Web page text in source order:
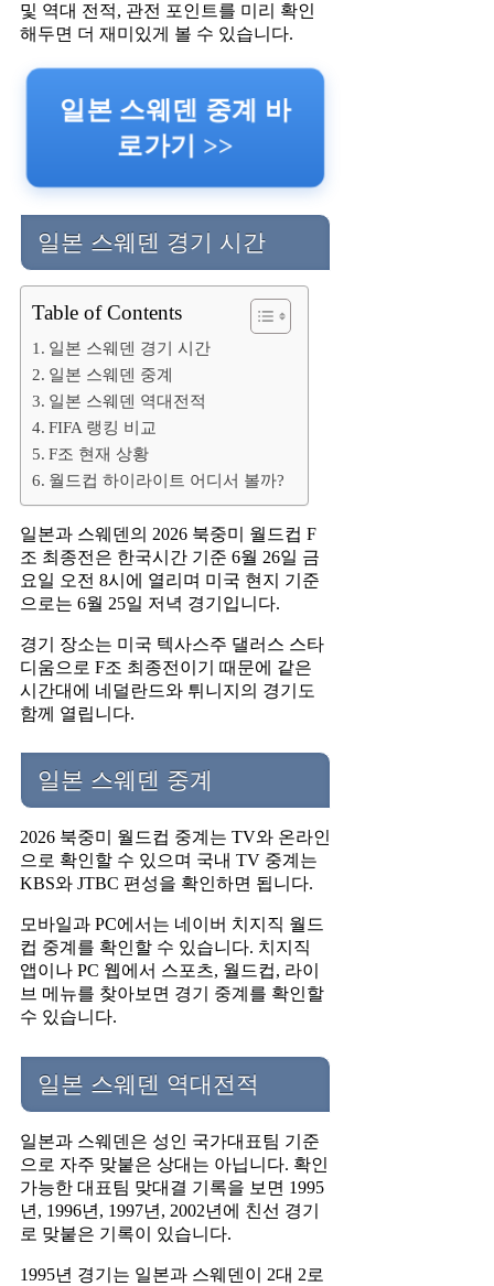
및 역대 전적, 관전 포인트를 미리 확인
해두면 더 재미있게 볼 수 있습니다.
일본 스웨덴 중계 바
로가기 >>
일본 스웨덴 경기 시간
Table of Contents
일본 스웨덴 경기 시간
일본 스웨덴 중계
일본 스웨덴 역대전적
FIFA 랭킹 비교
F조 현재 상황
월드컵 하이라이트 어디서 볼까?
일본과 스웨덴의 2026 북중미 월드컵 F
조 최종전은 한국시간 기준 6월 26일 금
요일 오전 8시에 열리며 미국 현지 기준
으로는 6월 25일 저녁 경기입니다.
경기 장소는 미국 텍사스주 댈러스 스타
디움으로 F조 최종전이기 때문에 같은
시간대에 네덜란드와 튀니지의 경기도
함께 열립니다.
일본 스웨덴 중계
2026 북중미 월드컵 중계는 TV와 온라인
으로 확인할 수 있으며 국내 TV 중계는
KBS와 JTBC 편성을 확인하면 됩니다.
모바일과 PC에서는 네이버 치지직 월드
컵 중계를 확인할 수 있습니다. 치지직
앱이나 PC 웹에서 스포츠, 월드컵, 라이
브 메뉴를 찾아보면 경기 중계를 확인할
수 있습니다.
일본 스웨덴 역대전적
일본과 스웨덴은 성인 국가대표팀 기준
으로 자주 맞붙은 상대는 아닙니다. 확인
가능한 대표팀 맞대결 기록을 보면 1995
년, 1996년, 1997년, 2002년에 친선 경기
로 맞붙은 기록이 있습니다.
1995년 경기는 일본과 스웨덴이 2대 2로